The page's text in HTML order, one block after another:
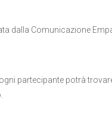
dalla Comunicazione
partecipante potrà